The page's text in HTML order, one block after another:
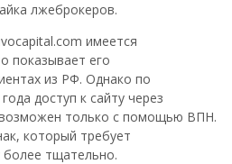
лжеброкеров.
имеется
показывает его
из РФ. Однако по
доступ к сайту через
возможен только с помощью ВПН.
который требует
более тщательно.